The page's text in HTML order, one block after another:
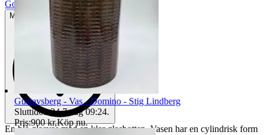
Gott använt skick
Mindre tecken på användning
En blå glasvas med en klar glasbotten. Vasen har en cylindrisk form
Gustavsberg - Vas - Domino - Stig Lindberg
Sluttid09:24 7 aug 09:24.
Pris:900 kr,Köp nu.